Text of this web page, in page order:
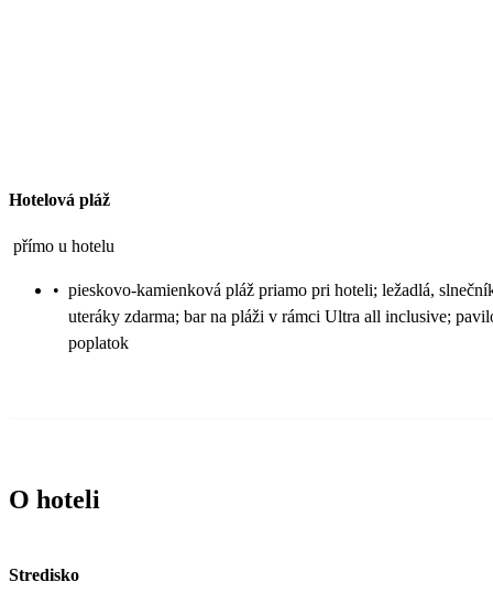
Hotelová pláž
přímo u hotelu
• pieskovo-kamienková pláž priamo pri hoteli; ležadlá,
uteráky zdarma; bar na pláži v rámci Ultra all inclusive;
poplatok
O hoteli
Stredisko